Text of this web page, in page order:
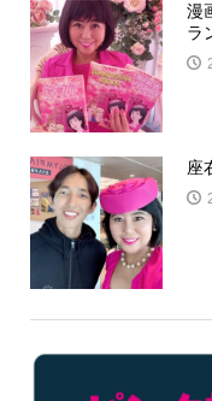
漫
ラ
座